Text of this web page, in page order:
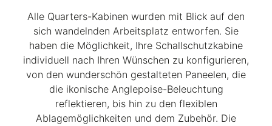
Alle Quarters-Kabinen wurden mit Blick auf den
sich wandelnden Arbeitsplatz entworfen. Sie
haben die Möglichkeit, Ihre Schallschutzkabine
individuell nach Ihren Wünschen zu konfigurieren,
von den wunderschön gestalteten Paneelen, die
die ikonische Anglepoise-Beleuchtung
reflektieren, bis hin zu den flexiblen
Ablagemöglichkeiten und dem Zubehör. Die